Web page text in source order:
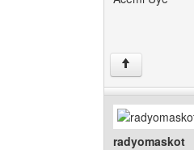
↑
radyomaskot